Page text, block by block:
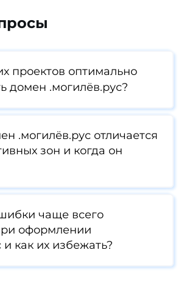
проектов оптимально
домен .могилёв.рус?
.могилёв.рус отличается
зон и когда он
чаще всего
оформлении
и как их избежать?